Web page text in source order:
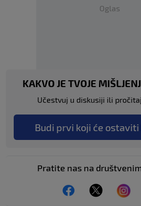
Oglas
KAKVO JE TVOJE
Učestvuj u diskusiji ili
Budi prvi koji će
Pratite nas na